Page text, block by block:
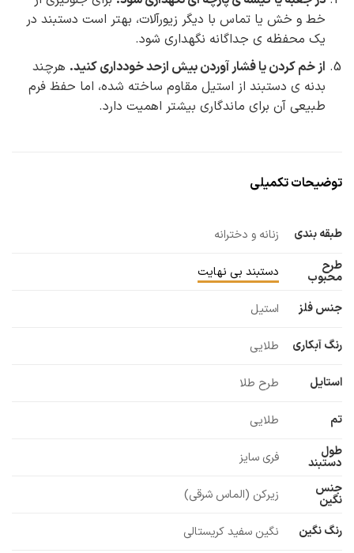
خط و خش یا تماس با دیگر زیورآلات، بهتر است دستبند در
یک محفظه ی جداگانه نگهداری شود.
از خم کردن یا فشار آوردن بیش ازحد خودداری کنید. هرچند
بدنه ی دستبند از استیل مقاوم ساخته شده، اما حفظ فرم
طبیعی آن برای ماندگاری بیشتر اهمیت دارد.
توضیحات تکمیلی
طبقه بندی
زنانه و دخترانه
طرح
محبوب دستبند بی نهایت
جنس فلز استیل
رنگ آبکاری طلایی
استایل طرح طلا
تم
طلایی
طول
دستبند
فری سایز
جنس
نگین زیرکن (الماس شرقی)
رنگ نگین
نگین سفید کریستالی